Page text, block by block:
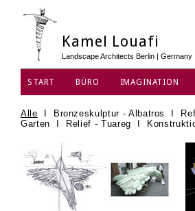
Kamel Louafi
Landscape Architects Berlin | Germany
START BÜRO IMAGINATION
Alle Bronzeskulptur - Albatros
Garten
Relief - Tuareg